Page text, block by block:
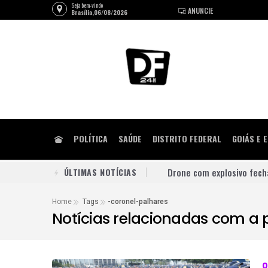
Seja bem-vindo
Brasília,06/08/2026
ANUNCIE
POLÍTICA SAÚDE DISTRITO FEDERAL GOIÁS E
ÚLTIMAS NOTÍCIAS
Justiça contém pressão
Queima de lixo e
União Progressista
Home Tags -coronel-palhares
Notícias relacionadas com a